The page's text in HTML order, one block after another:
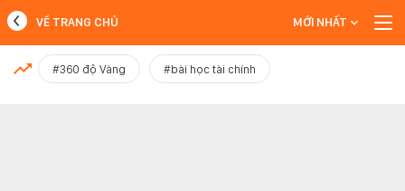
MỚI NHẤT
VỀ TRANG CHỦ MỚI NHẤT
#360 độ Vàng #bài học tài chính